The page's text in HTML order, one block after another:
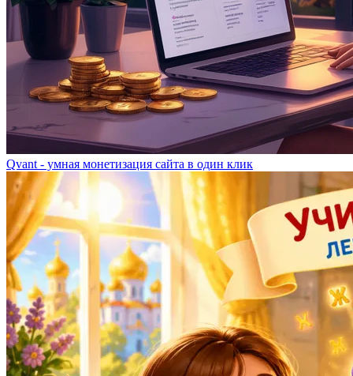
Qvant - умная монетизация сайта в один клик